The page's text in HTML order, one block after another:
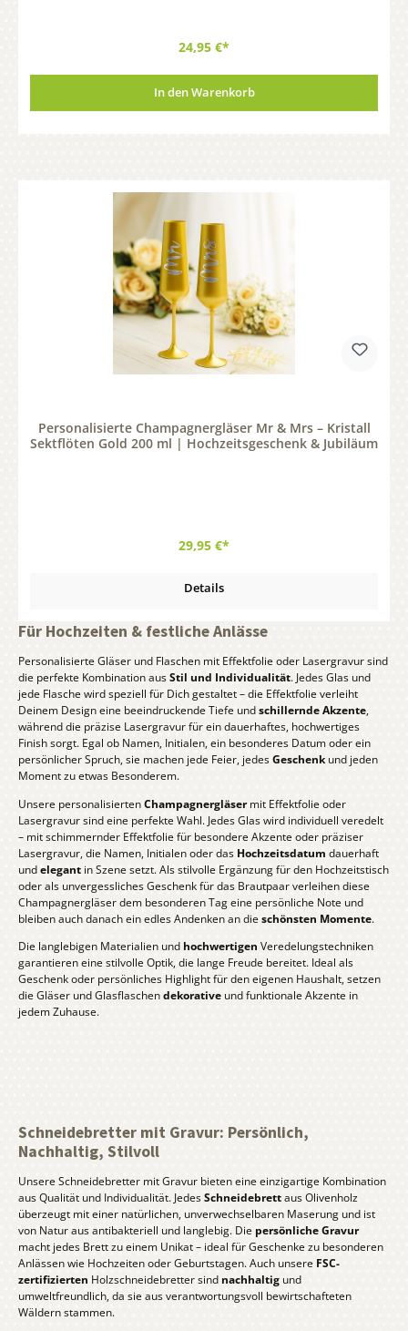
24,95 €*
In den Warenkorb
Personalisierte Champagnergläser Mr & Mrs – Kristall
Sektflöten Gold 200 ml | Hochzeitsgeschenk & Jubiläum
29,95 €*
Details
Für Hochzeiten & festliche Anlässe
PersonalisierteGläser und Flaschen mit Effektfolie oder Lasergravur sind
die perfekte Kombination ausStil und Individualität. Jedes Glas und
jede Flasche wird speziell für Dich gestaltet – die Effektfolie verleiht
Deinem Design eine beeindruckende Tiefe undschillernde Akzente,
während die präzise Lasergravur für ein dauerhaftes, hochwertiges
Finish sorgt. Egal ob Namen, Initialen, ein besonderes Datum oder ein
persönlicher Spruch, sie machen jede Feier, jedesGeschenkund jeden
Moment zu etwas Besonderem.
Unsere personalisiertenChampagnergläsermit Effektfolie oder
Lasergravur sind eine perfekte Wahl. Jedes Glas wird individuell veredelt
– mit schimmernder Effektfolie für besondere Akzente oder präziser
Lasergravur, die Namen, Initialen oder das Hochzeitsdatum dauerhaft
undelegant in Szene setzt. Als stilvolle Ergänzung für den Hochzeitstisch
oder als unvergessliches Geschenk für das Brautpaar verleihen diese
Champagnergläser dem besonderen Tag eine persönliche Note und
bleiben auch danach ein edles Andenken an die schönsten Momente.
Die langlebigen Materialien und hochwertigen Veredelungstechniken
garantieren eine stilvolle Optik, die lange Freude bereitet. Ideal als
Geschenk oder persönliches Highlight für den eigenen Haushalt, setzen
die Gläser und Glasflaschendekorative und funktionale Akzente in
jedem Zuhause.
Schneidebretter mit Gravur: Persönlich,
Nachhaltig, Stilvoll
Unsere Schneidebretter mit Gravur bieten eine einzigartige Kombination
aus Qualität und Individualität. JedesSchneidebrettaus Olivenholz
überzeugt mit einer natürlichen, unverwechselbaren Maserung und ist
von Natur aus antibakteriell und langlebig. Die persönliche Gravur
macht jedes Brett zu einem Unikat – ideal für Geschenke zu besonderen
Anlässen wie Hochzeiten oder Geburtstagen. Auch unsere FSC-
zertifizierten Holzschneidebretter sind nachhaltig und
umweltfreundlich, da sie aus verantwortungsvoll bewirtschafteten
Wäldern stammen.